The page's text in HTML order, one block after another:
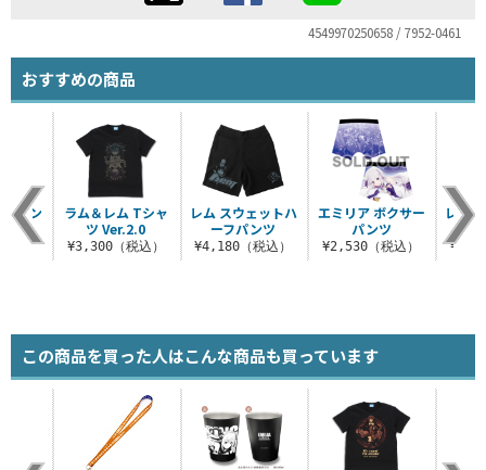
4549970250658 / 7952-0461
おすすめの商品
レム スウェットハ
ーフパンツ
¥4,180（税込）
エミリア ボクサー
パンツ
¥2,530（税込）
レム
リン
ツ
込）
ラム＆レム Tシャ
ツ Ver.2.0
¥3,300（税込）
この商品を買った人はこんな商品も買っています